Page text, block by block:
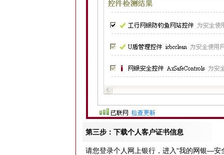
第三步：下载个人客户证书信息
请您登录个人网上银行，进入“我的网银—安